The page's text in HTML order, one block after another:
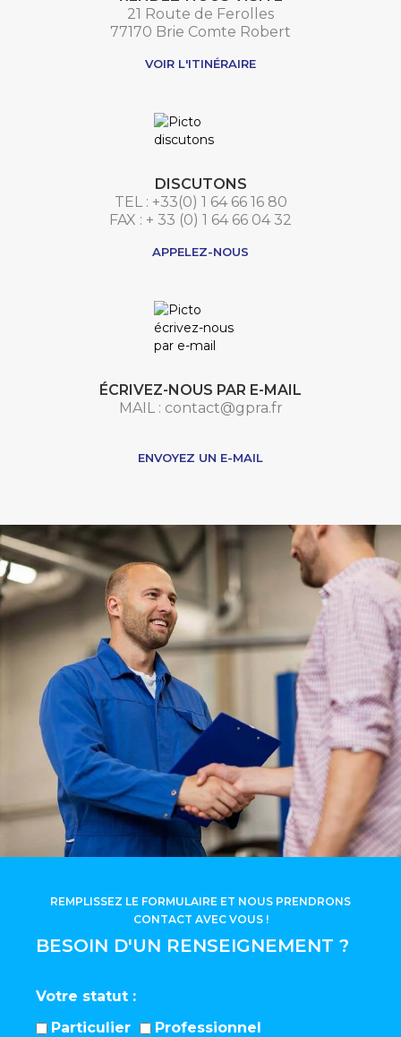
21 Route de Ferolles
77170 Brie Comte Robert
VOIR L'ITINÉRAIRE
DISCUTONS
TEL : +33(0) 1 64 66 16 80
FAX : + 33 (0) 1 64 66 04 32
APPELEZ-NOUS
ÉCRIVEZ-NOUS PAR E-MAIL
MAIL : contact@gpra.fr
ENVOYEZ UN E-MAIL
BESOIN D'UN RENSEIGNEMENT ?
REMPLISSEZ LE FORMULAIRE ET NOUS PRENDRONS
CONTACT AVEC VOUS !
Votre statut
Particulier
Professionnel